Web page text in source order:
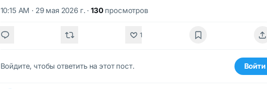
10:15 AM · 29 мая 2026 г. ·130просмотров
1
Войдите, чтобы ответить на этот пост. Войти